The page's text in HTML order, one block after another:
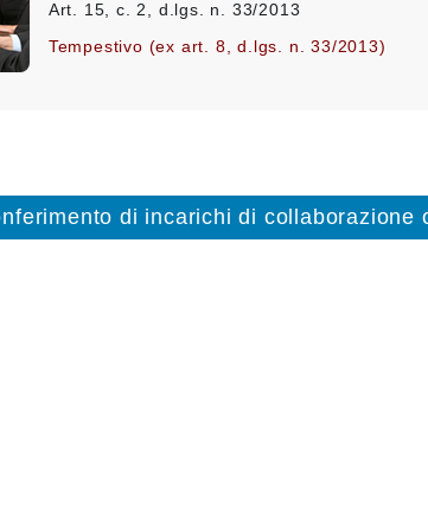
Art. 15, c. 2, d.lgs. n. 33/2013
Tempestivo (ex art. 8, d.lgs. n. 33/2013)
di incarichi di